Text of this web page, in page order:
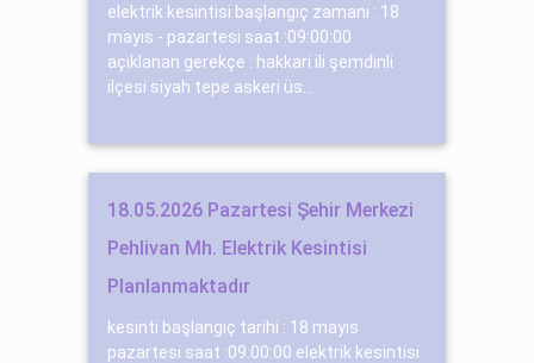
elektrik kesintisi başlangıç zamanı : 18
mayıs - pazartesi saat :09:00:00
açıklanan gerekçe : hakkari ili şemdinli
ilçesi siyah tepe askeri üs...
18.05.2026 Pazartesi Şehir Merkezi
Pehlivan Mh. Elektrik Kesintisi
Planlanmaktadır
kesinti başlangıç tarihi : 18 mayıs
pazartesi saat :09:00:00 elektrik kesintisi